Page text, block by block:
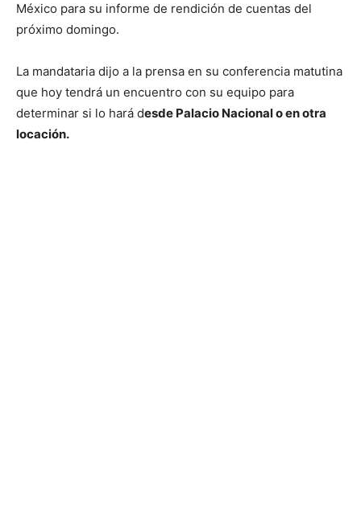
México para su informe de rendición de cuentas del
próximo domingo.
La mandataria dijo a la prensa en su conferencia matutina
que hoy tendrá un encuentro con su equipo para
determinar si lo hará desde Palacio Nacional o en otra
locación.